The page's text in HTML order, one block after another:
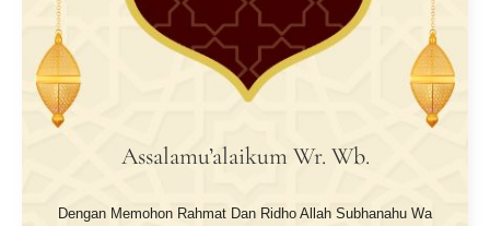
Assalamu’alaikum Wr. Wb.
Dengan Memohon Rahmat Dan Ridho Allah Subhanahu Wa